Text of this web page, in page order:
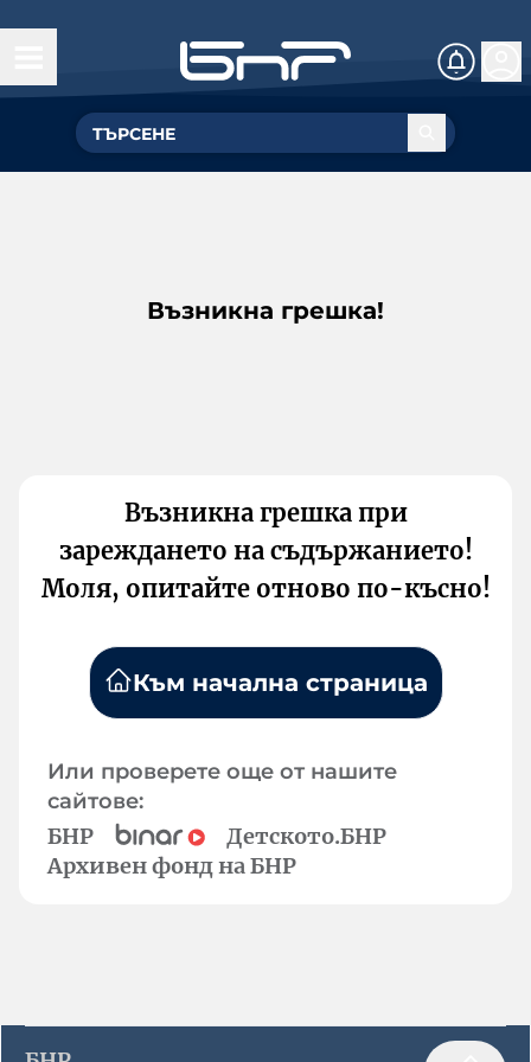
Възникна грешка!
Възникна грешка при
зареждането на съдържанието!
Моля, опитайте отново по-късно!
Към начална страница
Или проверете още от нашите
сайтове:
БНР
Детското.БНР
Архивен фонд на БНР